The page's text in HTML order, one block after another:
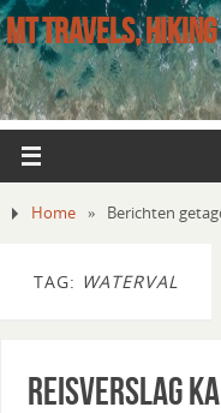
MT TRAVELS,
Home » Berichten
TAG: WATERVAL
Reisverslag